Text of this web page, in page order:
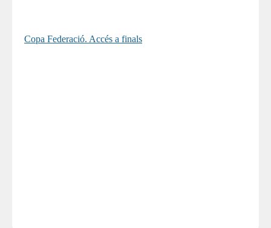
Copa Federació. Accés a finals